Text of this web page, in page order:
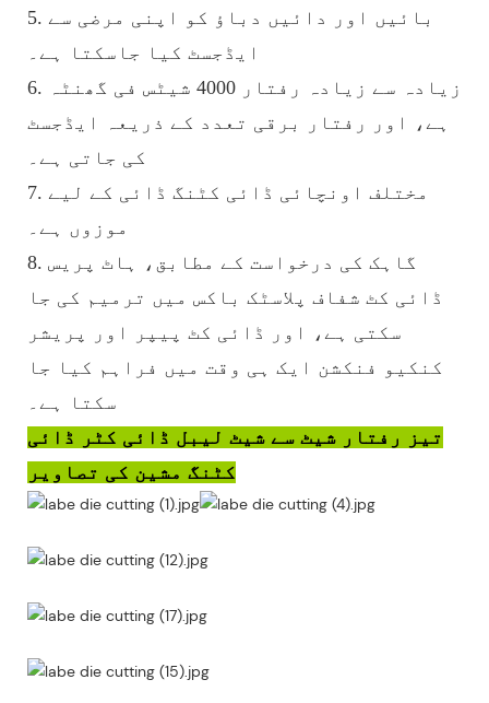
5. بائیں اور دائیں دباؤ کو اپنی مرضی سے
ایڈجسٹ کیا جاسکتا ہے۔
6. زیادہ سے زیادہ رفتار 4000 شیٹس فی گھنٹہ
ہے، اور رفتار برقی تعدد کے ذریعہ ایڈجسٹ
کی جاتی ہے۔
7. مختلف اونچائی ڈائی کٹنگ ڈائی کے لیے
موزوں ہے۔
8. گاہک کی درخواست کے مطابق، ہاٹ پریس
ڈائی کٹ شفاف پلاسٹک باکس میں ترمیم کی جا
سکتی ہے، اور ڈائی کٹ پیپر اور پریشر
کنکیو فنکشن ایک ہی وقت میں فراہم کیا جا
سکتا ہے۔
تیز رفتار شیٹ سے شیٹ لیبل ڈائی کٹر ڈائی
کٹنگ مشین کی تصاویر